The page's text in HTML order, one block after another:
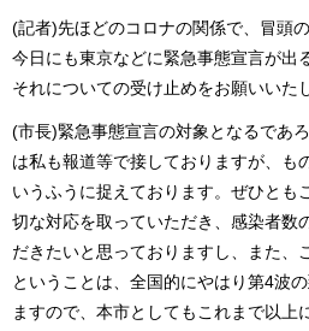
(記者)先ほどのコロナの関係で、冒頭
今日にも東京などに緊急事態宣言が出
それについての受け止めをお願いいた
(市長)緊急事態宣言の対象となるであ
は私も報道等で接しておりますが、も
いうふうに捉えております。ぜひとも
切な対応を取っていただき、感染者数
だきたいと思っておりますし、また、
ということは、全国的にやはり第4波
ますので、本市としてもこれまで以上